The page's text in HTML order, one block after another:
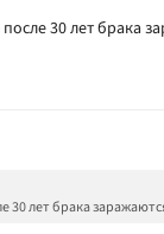
30 лет брака
30 лет брака